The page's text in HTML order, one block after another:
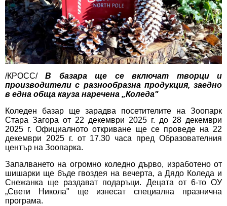
/КРОСС/В базара ще се включат творци и
производители с разнообразна продукция, заедно
в една обща кауза наречена „Коледа"
Коледен базар ще зарадва посетителите на Зоопарк
Стара Загора от 22 декември 2025 г. до 28 декември
2025 г. Официалното откриване ще се проведе на 22
декември 2025 г. от 17.30 часа пред Образователния
център на Зоопарка.
Запалването на огромно коледно дърво, изработено от
шишарки ще бъде гвоздея на вечерта, а Дядо Коледа и
Снежанка ще раздават подаръци. Децата от 6-то ОУ
„Свети Никола" ще изнесат специална празнична
програма.